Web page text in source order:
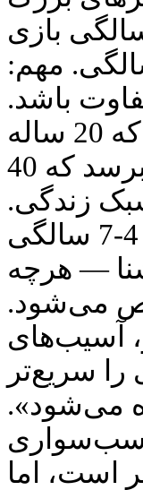
است. تام برادی (فوتبال آمریکایی) تا 45 سالگی بازی
والنتینو روسی (موتورسایکل) تا 42 سالگی. مهم:
باشد.
کسی در 30 سالگی ممکن است به نظر برسد که 20 ساله
است، کسی در 25 سالگی ممکن است به نظر برسد که 40
زندگی.
ورزش کودکان: زود یا دیر ورزش کودکان در سن 4-7 سالگی
— هرچه
مشخص می‌شود.
آسیب‌های
سریع‌تر
«سوزانده می‌شود».
دیر است، اما